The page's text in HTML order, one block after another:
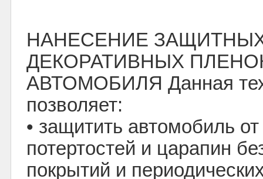
НАНЕСЕНИЕ
ДЕКОРАТИВНЫХ
АВТОМОБИЛЯ Данная
позволяет:
• защитить автомобиль
потертостей и царапин
покрытий и